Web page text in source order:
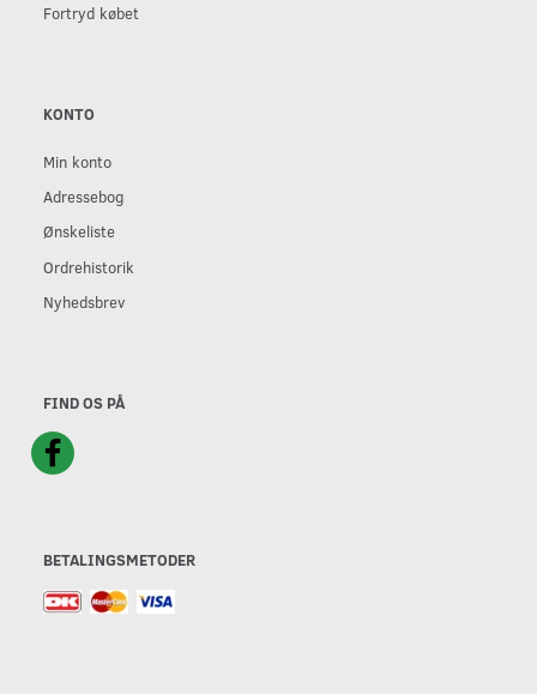
Fortryd købet
KONTO
Min konto
Adressebog
Ønskeliste
Ordrehistorik
Nyhedsbrev
FIND OS PÅ
BETALINGSMETODER